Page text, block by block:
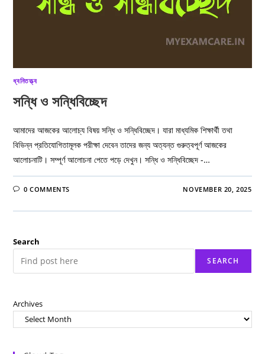
ধ্বনিতত্ত্ব
সন্ধি ও সন্ধিবিচ্ছেদ
আমাদের আজকের আলোচ্য বিষয় সন্ধি ও সন্ধিবিচ্ছেদ। যারা মাধ্যমিক শিক্ষার্থী তথা
বিভিন্ন প্রতিযোগিতামূলক পরীক্ষা দেবেন তাদের জন্য অত্যন্ত গুরুত্বপূর্ণ আজকের
আলোচনাটি। সম্পূর্ণ আলোচনা পেতে পড়ে দেখুন। সন্ধি ও সন্ধিবিচ্ছেদ -…
0 COMMENTS NOVEMBER 20, 2025
Search
SEARCH
Archives